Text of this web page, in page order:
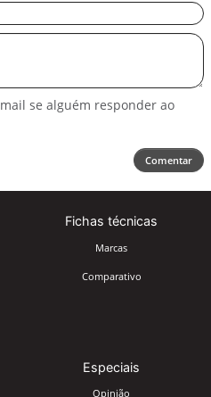
se alguém responder ao
Comentar
Fichas técnicas
Marcas
Comparativo
Especiais
Opinião